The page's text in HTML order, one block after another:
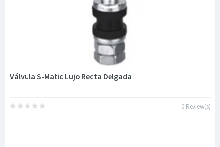
Válvula S-Matic Lujo Recta Delgada
0 Review(s)